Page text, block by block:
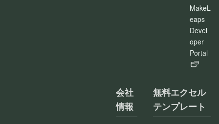
MakeL
eaps
Devel
oper
Portal
会社
情報
無料エクセル
テンプレート